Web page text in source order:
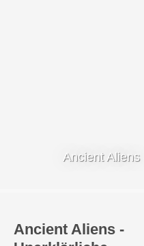
Ancient
Ancient Aliens -